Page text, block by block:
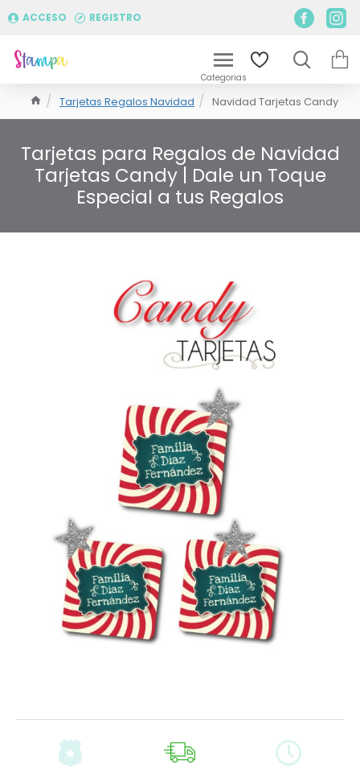
ACCESO REGISTRO
Tarjetas Regalos Navidad Navidad Tarjetas Candy
Tarjetas para Regalos de Navidad
Tarjetas Candy | Dale un Toque
Especial a tus Regalos